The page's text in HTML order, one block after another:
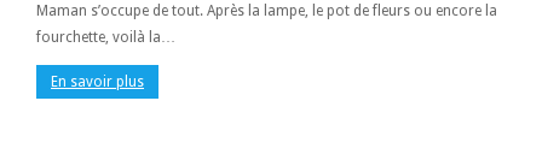
Maman s’occupe de tout. Après la lampe, le pot de fleurs ou encore la
fourchette, voilà la…
En savoir plus